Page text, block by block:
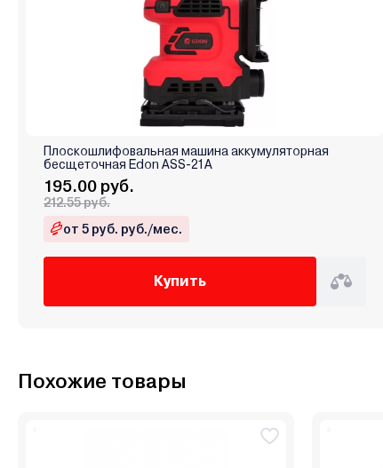
Плоскошлифовальная машина аккумуляторная
бесщеточная Edon ASS-21A
195.00 руб.
212.55 руб.
от 5 руб. руб./мес.
Купить
Похожие товары